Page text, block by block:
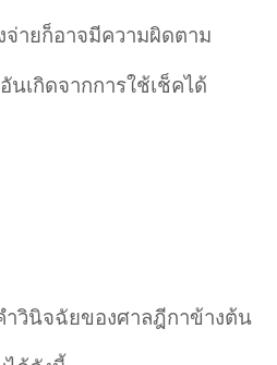
จ่ายก็อาจมีความผิดตาม
เกิดจากการใช้เช็คได้
วินิจฉัยของศาลฎีกาข้างต้น